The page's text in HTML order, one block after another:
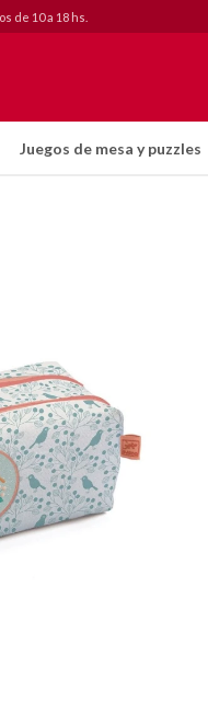
Juegos de mesa y puzzles
de 10 a 18 hs.